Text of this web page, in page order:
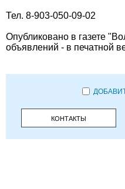
Тел. 8-903-050-09-02
Опубликовано в газете
объявлений - в печатной
КОНТАКТЫ